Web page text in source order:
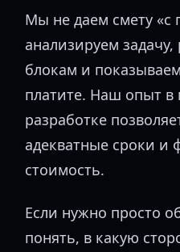
Мы не даем смету «с
анализируем
блокам и
платите. Наш опыт в
разработке
адекватные сроки и
стоимость.
Если нужно просто
понять, в какую